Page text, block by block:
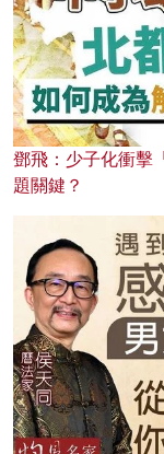
鄧飛：少子化衝擊
題關鍵？